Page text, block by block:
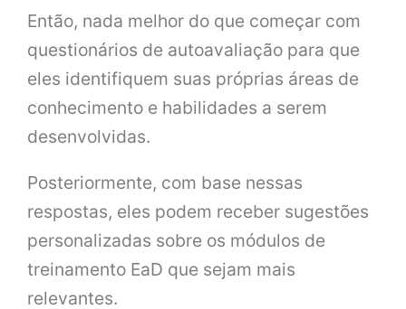
Então, nada melhor do que começar com
questionários de autoavaliação para que
eles identifiquem suas próprias áreas de
conhecimento e habilidades a serem
desenvolvidas.
Posteriormente, com base nessas
respostas, eles podem receber sugestões
personalizadas sobre os módulos de
treinamento EaD que sejam mais
relevantes.